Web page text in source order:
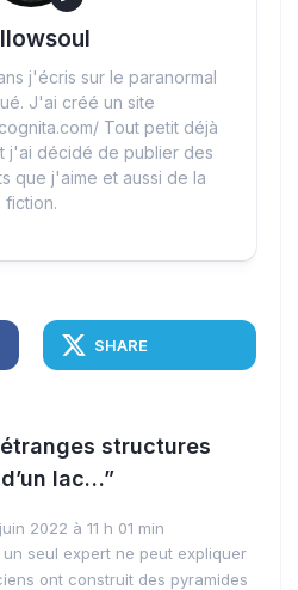
j'écris sur le paranormal
J'ai créé un site
Tout petit déjà
j'ai décidé de publier des
que j'aime et aussi de la
fiction.
SHARE
structures
lac…”
2022 à 11 h 01 min
un seul expert ne peut expliquer
ont construit des pyramides